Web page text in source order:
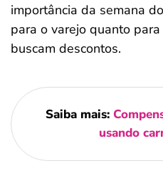
importância da semana
para o varejo quanto
buscam descontos.
Saiba mais:
usando